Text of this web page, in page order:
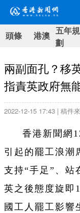
頭條 港澳 五年規
劃
兩副面孔？移
指責英政府
2022-12-15 17:43 | 稿件
香港新聞網
引起的罷工浪潮
支持“手足”、站
英之後態度旋即
國工人罷工影響